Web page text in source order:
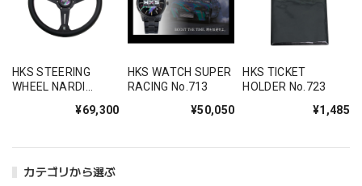
カテゴリから選ぶ
HKS STEERING
WHEEL NARDI
¥69,300
HKS WATCH SUPER
RACING No.713
¥50,050
HKS TICKET
HOLDER No.723
¥1,485